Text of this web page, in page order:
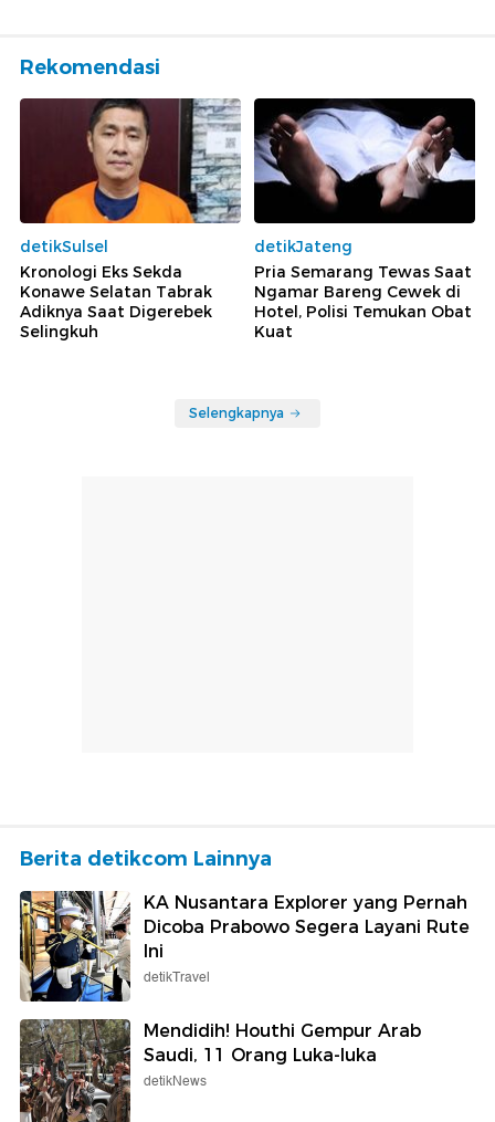
Rekomendasi
detikSulsel
Kronologi Eks Sekda
Konawe Selatan Tabrak
Adiknya Saat Digerebek
Selingkuh
detikJateng
Pria Semarang Tewas Saat
Ngamar Bareng Cewek di
Hotel, Polisi Temukan Obat
Kuat
Selengkapnya
Berita detikcom Lainnya
KA Nusantara Explorer yang Pernah
Dicoba Prabowo Segera Layani Rute
Ini
detikTravel
Mendidih! Houthi Gempur Arab
Saudi, 11 Orang Luka-luka
detikNews